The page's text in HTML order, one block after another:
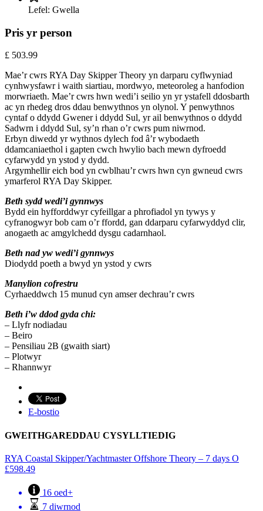
Lefel: Gwella
Pris yr person
£ 503.99
Mae’r cwrs RYA Day Skipper Theory yn darparu cyflwyniad
cynhwysfawr i waith siartiau, mordwyo, meteoroleg a hanfodion
morwriaeth. Mae’r cwrs hwn wedi’i seilio yn yr ystafell ddosbarth
ac yn rhedeg dros ddau benwythnos yn olynol. Y penwythnos
cyntaf o ddydd Gwener i ddydd Sul, yr ail benwythnos o ddydd
Sadwrn i ddydd Sul, sy’n rhan o’r cwrs pum niwrnod.
Erbyn diwedd yr wythnos dylech fod â’r wybodaeth
ddamcaniaethol i gapten cwch hwylio bach mewn dyfroedd
cyfarwydd yn ystod y dydd.
Argymhellir eich bod yn cwblhau’r cwrs hwn cyn gwneud cwrs
ymarferol RYA Day Skipper.
Beth sydd wedi’i gynnwys
Bydd ein hyfforddwyr cyfeillgar a phrofiadol yn tywys y
cyfranogwyr bob cam o’r ffordd, gan ddarparu cyfarwyddyd clir,
anogaeth ac amgylchedd dysgu cadarnhaol.
Beth nad yw wedi’i gynnwys
Diodydd poeth a bwyd yn ystod y cwrs
Manylion cofrestru
Cyrhaeddwch 15 munud cyn amser dechrau’r cwrs
Beth i’w ddod gyda chi:
– Llyfr nodiadau
– Beiro
– Pensiliau 2B (gwaith siart)
– Plotwyr
– Rhannwyr
E-bostio
GWEITHGAREDDAU CYSYLLTIEDIG
RYA Coastal Skipper/Yachtmaster Offshore Theory – 7 days O
£598.49
16 oed+
7 diwrnod